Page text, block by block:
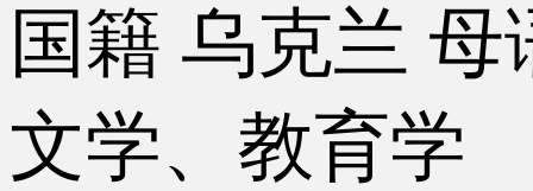
国籍 乌克兰 母
文学、教育学